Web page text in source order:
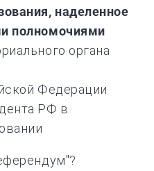
наделенное
полномочиями
органа
Федерации
РФ в